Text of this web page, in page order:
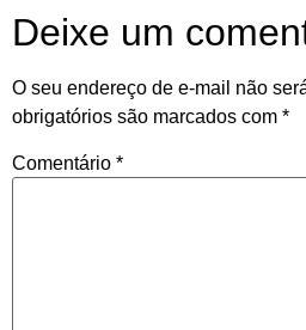
Deixe um
O seu endereço de e-mail não
obrigatórios são marcados com *
Comentário *